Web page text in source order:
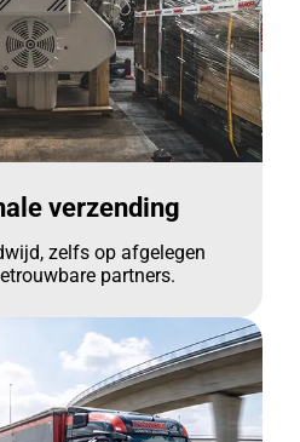
verzending
zelfs op afgelegen
partners.